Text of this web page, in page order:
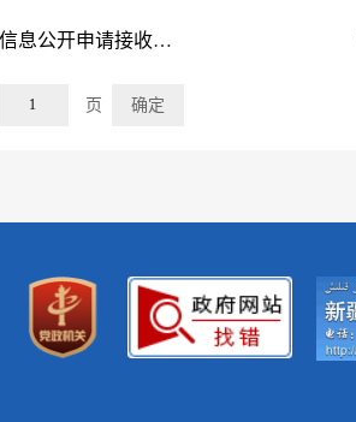
国务院办公厅政府信息与政务公开办公室关于政府信息公开申请接收渠道问题的解释
页 确定